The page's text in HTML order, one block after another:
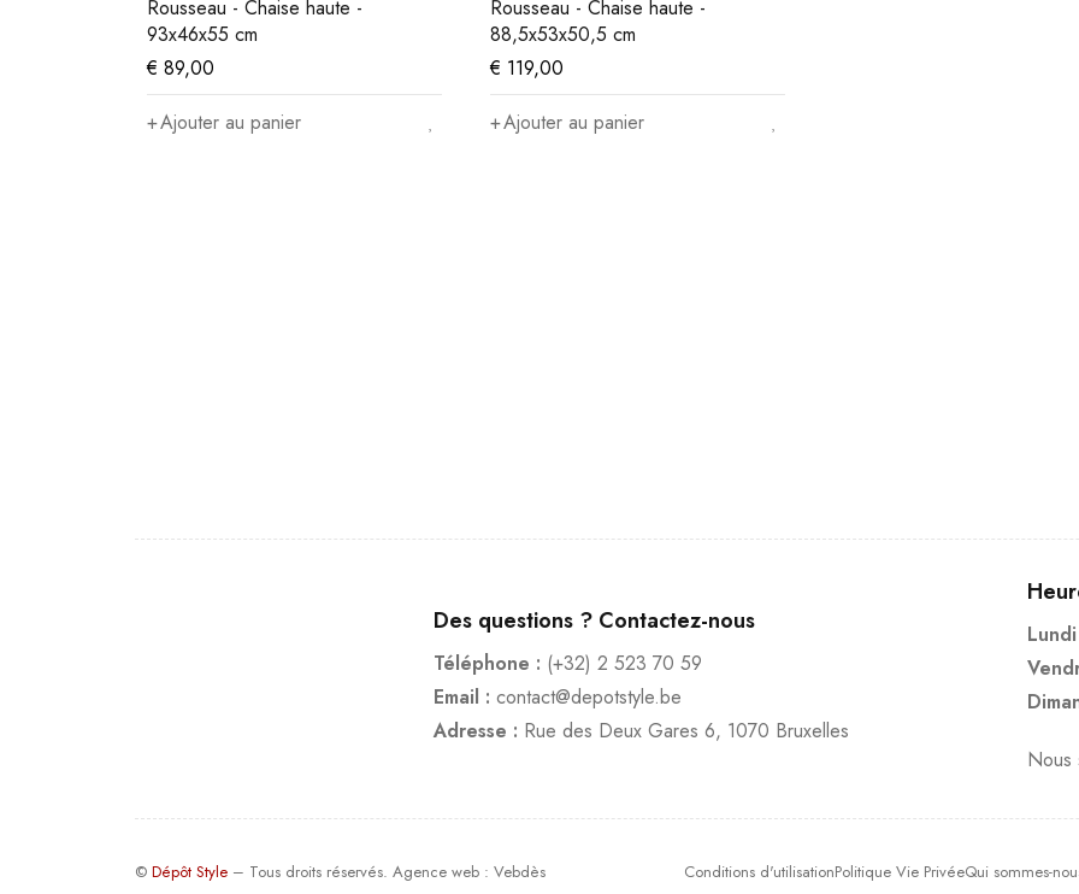
Rousseau - Chaise haute -
93x46x55 cm
€ 89,00
Ajouter au panier
Rousseau - Chaise haute -
88,5x53x50,5 cm
€ 119,00
Ajouter au panier
Des questions ? Contactez-nous
Téléphone : (+32) 2 523 70 59
Email : contact@depotstyle.be
Adresse : Rue des Deux Gares 6, 1070 Bruxelles
Nous
© Dépôt Style – Tous droits réservés. Agence web : Vebdès Conditions d'utilisationPolitique Vie PrivéeQui sommes-